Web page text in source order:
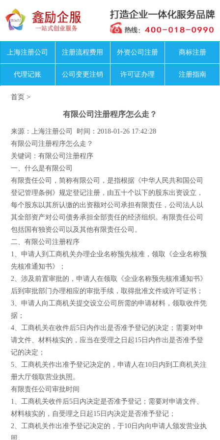
上海注册公司 注册流程费用 外资公司注册 商标注册
代理记账 公司变更注销 许可证办理 注册指南
首页 >
有限公司注册程序怎么走？
来源：上海注册公司 时间：2018-01-26 17:42:28
有限公司注册程序怎么走？
关键词：有限公司注册程序
一、什么是有限公司
有限责任公司，简称有限公司，是指根据《中华人民共和国公司
登记管理条例》规定登记注册，由五十个以下的股东出资设立，
每个股东以其所认缴的出资额对公司承担有限责任，公司法人以
其全部资产对公司债务承担全部责任的经济组织。有限责任公司
包括国有独资公司以及其他有限责任公司。
二、有限公司注册程序
1、申请人到工商机关办理企业名称预先核准，领取《企业名称预
先核准通知书》；
2、涉及前置审批的，申请人在领取《企业名称预先核准通知书》
后到审批部门办理相应的审批手续，取得批准文件或许可证书；
3、申请人向工商机关提交设立公司所需的申请材料，领取收件凭
据；
4、工商机关在收件后5日内作出是否准予登记的决定；需要对申
请文件、材料核实的，应当在受理之日起15日内作出是否准予登
记的决定；
5、工商机关作出准予登记决定的，申请人在10日内到工商机关注
册大厅领取营业执照。
有限责任公司审批时间
1、工商机关收件后5日内决定是否准予登记；需要对申请文件、
材料核实的，自受理之日起15日内决定是否准予登记；
2、工商机关作出准予登记决定的，于10日内向申请人颁发营业执
照。